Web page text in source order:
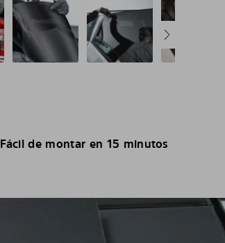
Fácil de montar en 15 minutos